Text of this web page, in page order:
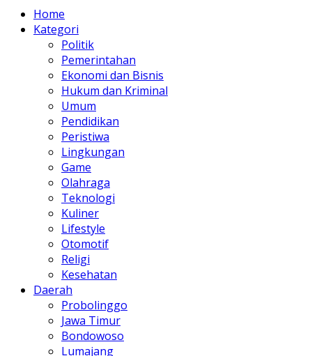
Home
Kategori
Politik
Pemerintahan
Ekonomi dan Bisnis
Hukum dan Kriminal
Umum
Pendidikan
Peristiwa
Lingkungan
Game
Olahraga
Teknologi
Kuliner
Lifestyle
Otomotif
Religi
Kesehatan
Daerah
Probolinggo
Jawa Timur
Bondowoso
Lumajang